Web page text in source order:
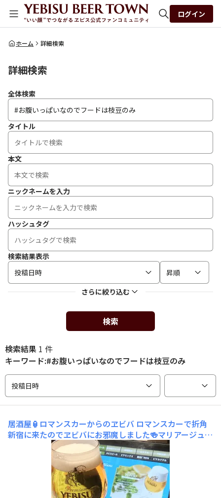
全体検索
ログイン
ホーム 詳細検索
詳細検索
全体検索
タイトル
本文
ニックネームを入力
ハッシュタグ
検索結果表示
投稿日時
昇順
さらに絞り込む
検索
検索結果 1 件
キーワード:#お腹いっぱいなのでフードは枝豆のみ
投稿日時
居酒屋🏮ロマンスカーからのヱビバ ロマンスカーで折角
新宿に来たのでヱビバにお邪魔しました🍻マリアージュブ
ランまだある！と早速注文しましたが2杯目の時はすでに
sold out・・・最後のマリアージュブランありがたくいた
だきました🙏